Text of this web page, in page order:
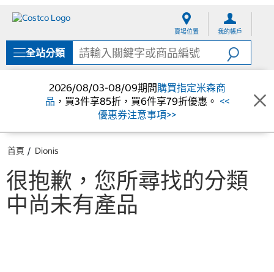
單
賣場位置 我的帳戶
全站分類
2026/08/03-08/09期間購買指定米森商
品 ，買3件享85折，買6件享79折優惠。 <<
優惠券注意事項>>
首頁 Dionis
很抱歉，您所尋找的分類
中尚未有產品